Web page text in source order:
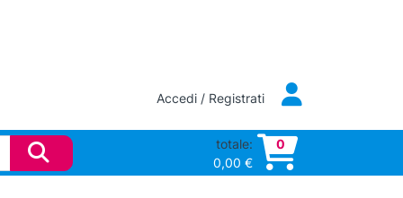
Accedi / Registrati
totale:
0,00 €
0